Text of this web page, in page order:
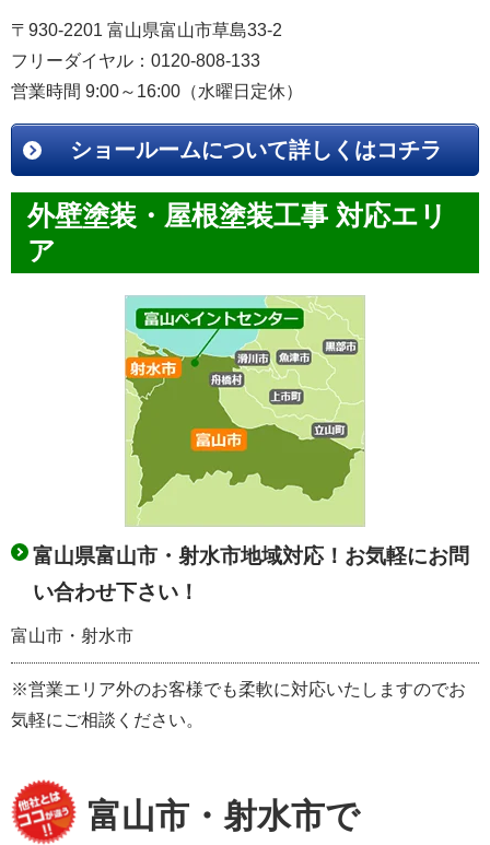
〒930-2201 富山県富山市草島33-2
フリーダイヤル：0120-808-133
営業時間 9:00～16:00（水曜日定休）
ショールームについて詳しくはコチラ
外壁塗装・屋根塗装工事 対応エリ
ア
富山県富山市・射水市地域対応！お気軽にお問
い合わせ下さい！
富山市・射水市
※営業エリア外のお客様でも柔軟に対応いたしますのでお
気軽にご相談ください。
富山市・射水市で